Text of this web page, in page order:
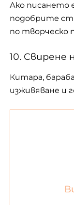
Ако писането
подобрите
по творческо
10. Свирене
Китара,
изживяване и